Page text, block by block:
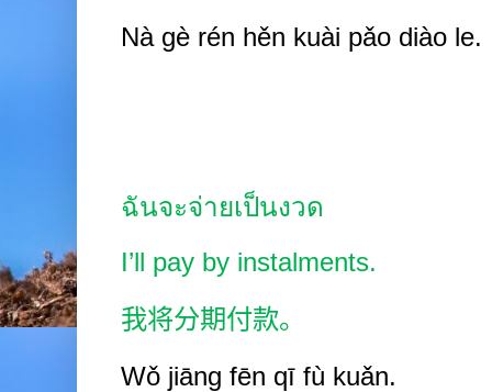
Nà gè rén hěn kuài pǎo diào le.
ฉันจะจ่ายเป็นงวด
I’ll pay by instalments.
我将分期付款。
Wǒ jiāng fēn qī fù kuǎn.